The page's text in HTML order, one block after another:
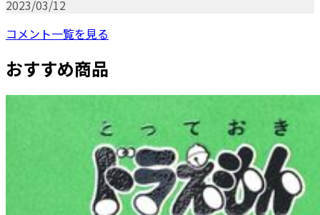
2023/03/12
コメント一覧を見る
おすすめ商品